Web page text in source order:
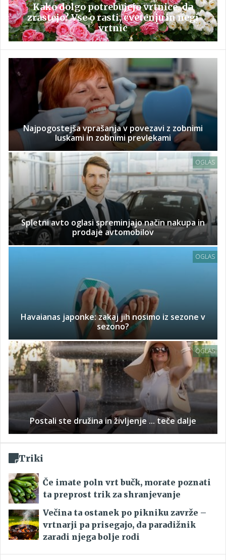
Kako dolgo potrebujejo vrtnice, da
zrastejo? Vse o rasti, cvetenju in negi
vrtnic
Najpogostejša vprašanja v povezavi z zobnimi
luskami in zobnimi prevlekami
OGLAS
Spletni avto oglasi spreminjajo način nakupa in
prodaje avtomobilov
OGLAS
Havaianas japonke: zakaj jih nosimo iz sezone v
sezono?
OGLAS
Postali ste družina in življenje ... teče dalje
Triki
Če imate poln vrt bučk, morate poznati
ta preprost trik za shranjevanje
Večina ta ostanek po pikniku zavrže –
vrtnarji pa prisegajo, da paradižnik
zaradi njega bolje rodi